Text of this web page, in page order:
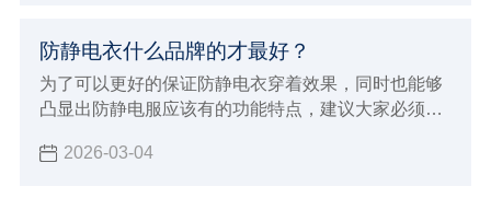
布更放心，选择专业正规值得信赖的厂家来进行生
产，在合作的时候自然就会给大家带来更好的体验，
也能够发挥出更好的生产加工优势。
防静电衣什么品牌的才最好？
为了可以更好的保证防静电衣穿着效果，同时也能够
凸显出防静电服应该有的功能特点，建议大家必须要
注意事项，在整个选购的过程当中就变得至关重要，
2026-03-04